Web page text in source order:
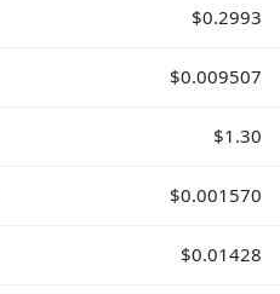
$0.2993
$0.009507
$1.30
$0.001570
$0.01428